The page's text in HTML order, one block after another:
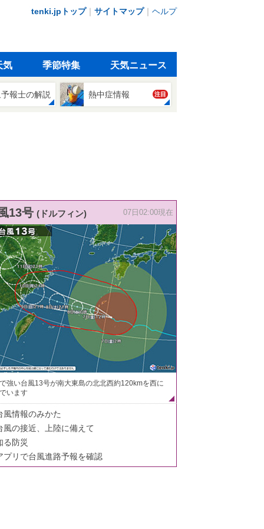
tenki.jpトップ｜ サイトマップ｜ ヘルプ
気 季節特集 天気ニュース
報士の解説 熱中症情報 注目
13号 (ドルフィン) 07日02:00現在
強い台風13号が南大東島の北北西約120kmを西に
います
風情報のみかた
風の接近、上陸に備えて
る防災
プリで台風進路予報を確認